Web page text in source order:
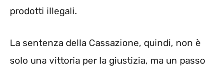
prodotti illegali.
La sentenza della Cassazione, quindi, non è
solo una vittoria per la giustizia, ma un passo